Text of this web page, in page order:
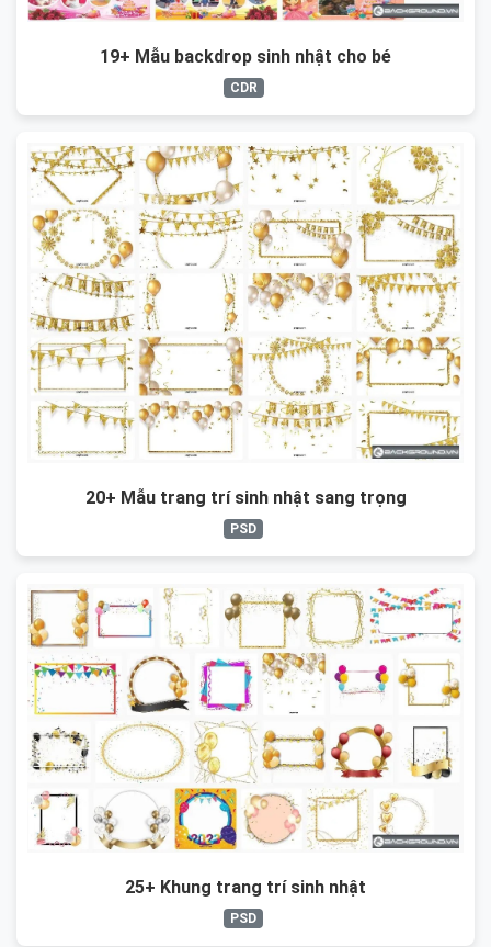
19+ Mẫu backdrop sinh nhật cho bé
CDR
20+ Mẫu trang trí sinh nhật sang trọng
PSD
25+ Khung trang trí sinh nhật
PSD